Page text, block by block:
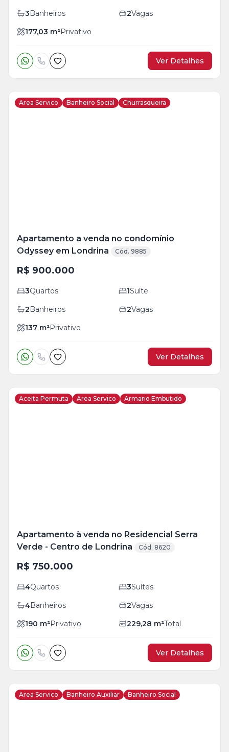
3Banheiros 2Vagas
177,03 m²Privativo
Ver Detalhes
Area Servico Banheiro Social Churrasqueira
Apartamento a venda no condomínio
Odyssey em Londrina
Cód. 9885
R$ 900.000
3Quartos 1Suíte
2Banheiros 2Vagas
137 m²Privativo
Ver Detalhes
Aceita Permuta Area Servico Armario Embutido
Apartamento à venda no Residencial Serra
Verde - Centro de Londrina
Cód. 8620
R$ 750.000
4Quartos 3Suítes
4Banheiros 2Vagas
190 m²Privativo 229,28 m²Total
Ver Detalhes
Area Servico Banheiro Auxiliar Banheiro Social